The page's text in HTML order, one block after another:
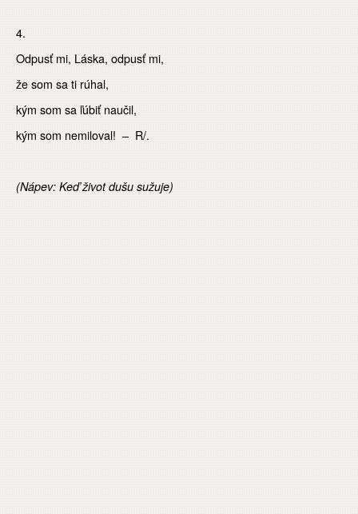
4.
Odpusť mi, Láska, odpusť mi,
že som sa ti rúhal,
kým som sa ľúbiť naučil,
kým som nemiloval! – R/.
(Nápev: Keď život dušu sužuje)